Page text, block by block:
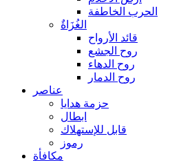
الحرب الخاطفة
الغُزَاةٌ
قائد الأرواح
روح الجشع
روح الدهاء
روح الدمار
عناصر
حزمة هدايا
ابطال
قابل للإستهلاك
رموز
مكافأة